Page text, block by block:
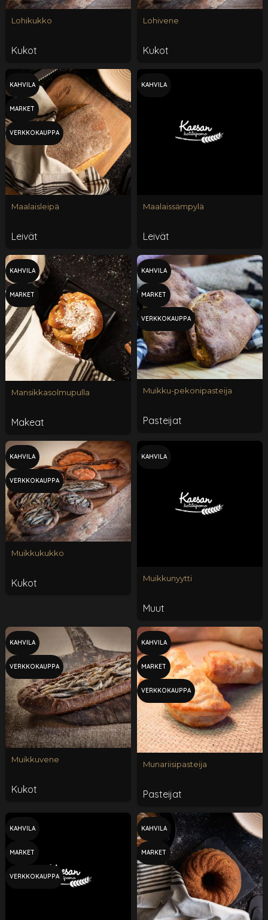
Lohikukko
Kukot
Lohivene
Kukot
KAHVILA
MARKET
VERKKOKAUPPA
Maalaisleipä
Leivät
KAHVILA
Maalaissämpylä
Leivät
KAHVILA
MARKET
Mansikkasolmupulla
Makeat
KAHVILA
MARKET
VERKKOKAUPPA
Muikku-pekonipasteija
Pasteijat
KAHVILA
VERKKOKAUPPA
Muikkukukko
Kukot
KAHVILA
Muikkunyytti
Muut
KAHVILA
VERKKOKAUPPA
Muikkuvene
Kukot
KAHVILA
MARKET
VERKKOKAUPPA
Munariisipasteija
Pasteijat
KAHVILA
MARKET
VERKKOKAUPPA
KAHVILA
MARKET